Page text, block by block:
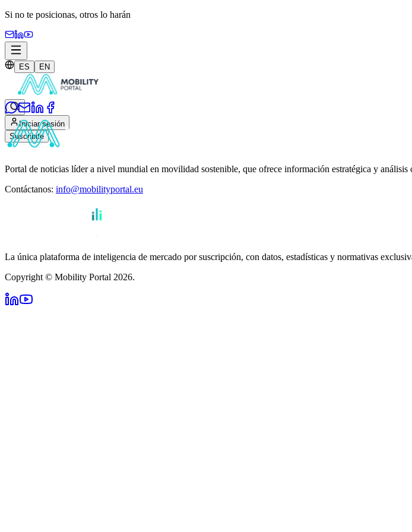
Si no te posicionas, otros lo harán
ES EN
Iniciar sesión
Suscribite
Portal de noticias líder a nivel mundial en movilidad sostenible, que ofrece información estratégica y análisis
Contáctanos: info@mobilityportal.eu
La única plataforma de inteligencia de mercado por suscripción, con datos, estadísticas y normativas
Copyright © Mobility Portal 2026.